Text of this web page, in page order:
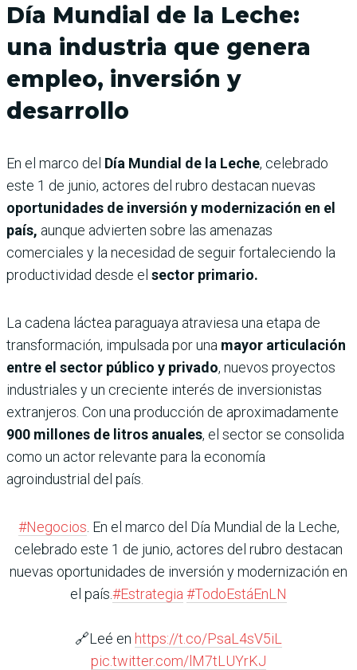
Día Mundial de la Leche:
una industria que genera
empleo, inversión y
desarrollo
En el marco del Día Mundial de la Leche, celebrado
este 1 de junio, actores del rubro destacan nuevas
oportunidades de inversión y modernización en el
país, aunque advierten sobre las amenazas
comerciales y la necesidad de seguir fortaleciendo la
productividad desde el sector primario.
La cadena láctea paraguaya atraviesa una etapa de
transformación, impulsada por una mayor articulación
entre el sector público y privado, nuevos proyectos
industriales y un creciente interés de inversionistas
extranjeros. Con una producción de aproximadamente
900 millones de litros anuales, el sector se consolida
como un actor relevante para la economía
agroindustrial del país.
#Negocios . En el marco del Día Mundial de la Leche,
celebrado este 1 de junio, actores del rubro destacan
nuevas oportunidades de inversión y modernización en
el país.#Estrategia #TodoEstáEnLN
🔗Leé en https://t.co/PsaL4sV5iL
pic.twitter.com/lM7tLUYrKJ